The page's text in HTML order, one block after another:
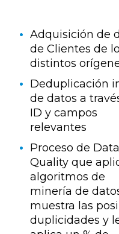
Adquisición de
de Clientes de
distintos
Deduplicación
de datos a
ID y campos
relevantes
Proceso de Data
Quality que
algoritmos de
minería de
muestra las
duplicidades y